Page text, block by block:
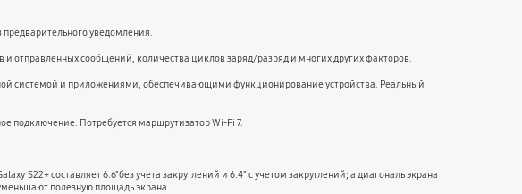
предварительного уведомления.
отправленных сообщений, количества циклов заряд/разряд и многих других факторов.
системой и приложениями, обеспечивающими функционирование устройства. Реальный
подключение. Потребуется маршрутизатор Wi-Fi 7.
S22+ составляет 6.6"без учета закруглений и 6.4" с учетом закруглений; а диагональ экрана
полезную площадь экрана.